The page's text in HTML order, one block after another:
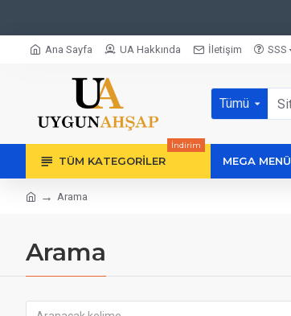
Ana Sayfa UA Hakkında İletişim SSS
Tümü
TÜM KATEGORILER
İndirim
MEGA MENÜ
Arama
Arama